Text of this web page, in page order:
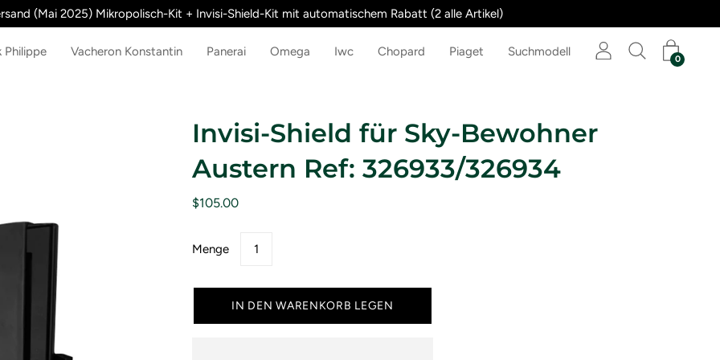
(Mai 2025) Mikropolisch-Kit + Invisi-Shield-Kit mit automatischem Rabatt (2 alle Artikel)
Philippe Vacheron Konstantin Panerai Omega Iwc Chopard Piaget Suchmodell
0
Invisi-Shield für Sky-Bewohner
Austern Ref: 326933/326934
$105.00
Menge
IN DEN WARENKORB LEGEN